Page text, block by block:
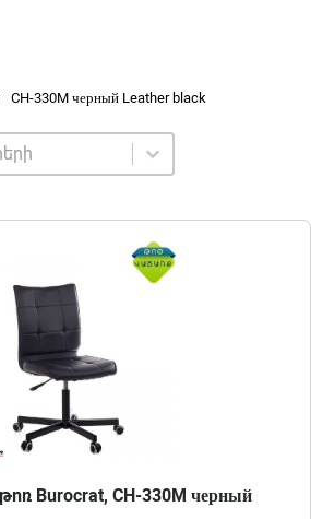
CH-330M черный Leather black
Burocrat, CH-330M черный